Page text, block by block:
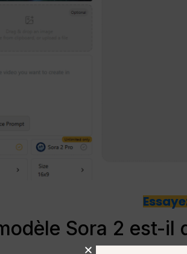
Sora 2 est-il